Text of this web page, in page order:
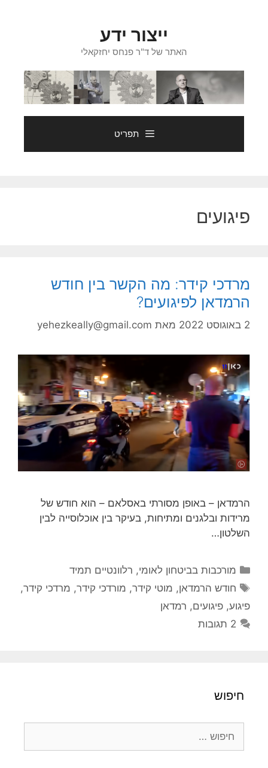
ייצור ידע
האתר של ד"ר פנחס יחזקאלי
תפריט
פיגועים
מרדכי קידר: מה הקשר בין חודש
הרמדאן לפיגועים?
2 באוגוסט 2022 מאת yehezkeally@gmail.com
הרמדאן – באופן מסורתי באסלאם – הוא חודש של
מרידות ובלגנים ומתיחות, בעיקר בין אוכלוסייה לבין
השלטון…
קטגוריות
מורכבות בביטחון לאומי, רלוונטיים תמיד
תגיות
חודש הרמדאן, מוטי קידר, מורדכי קידר, מרדכי קידר,
פיגוע, פיגועים, רמדאן
2 תגובות
חיפוש